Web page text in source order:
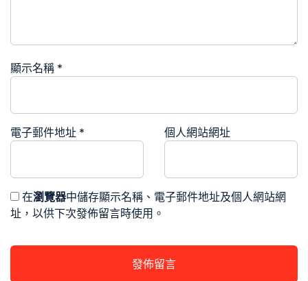
顯示名稱 *
電子郵件地址 * 個人網站網址
在瀏覽器中儲存顯示名稱、電子郵件地址及個人網站網
址，以供下次發佈留言時使用。